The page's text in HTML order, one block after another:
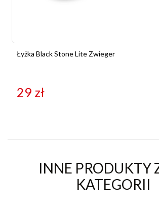
Łyżka Black Stone Lite Zwieger
29 zł
INNE PRODUKTY
KATEGORII